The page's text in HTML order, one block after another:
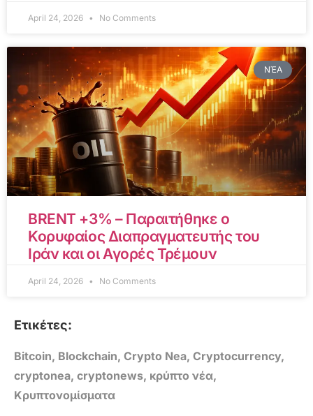
April 24, 2026 No Comments
ΝΈΑ
BRENT +3% – Παραιτήθηκε ο
Κορυφαίος Διαπραγματευτής του
Ιράν και οι Αγορές Τρέμουν
April 24, 2026 No Comments
Ετικέτες:
Bitcoin, Blockchain, Crypto Nea, Cryptocurrency,
cryptonea, cryptonews, κρύπτο νέα,
Κρυπτονομίσματα